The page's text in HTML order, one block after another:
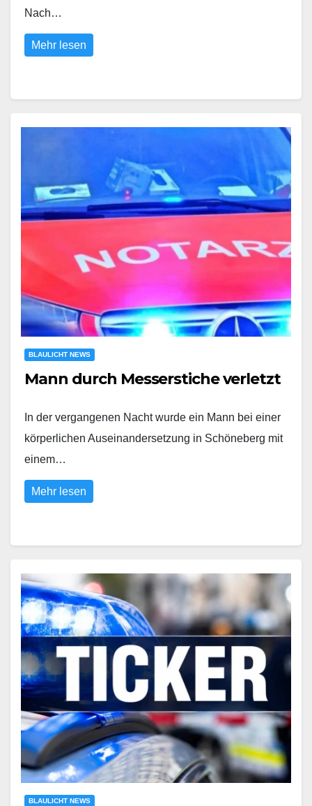
Nach…
Mehr lesen
BLAULICHT NEWS
Mann durch Messerstiche verletzt
In der vergangenen Nacht wurde ein Mann bei einer
körperlichen Auseinandersetzung in Schöneberg mit
einem…
Mehr lesen
BLAULICHT NEWS